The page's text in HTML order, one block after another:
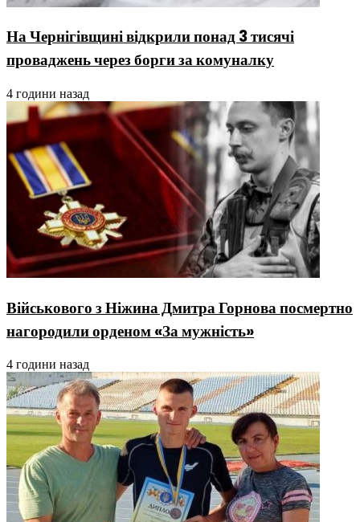
На Чернігівщині відкрили понад 3 тисячі
проваджень через борги за комуналку
4 години назад
Військового з Ніжина Дмитра Горнова посмертно
нагородили орденом «За мужність»
4 години назад